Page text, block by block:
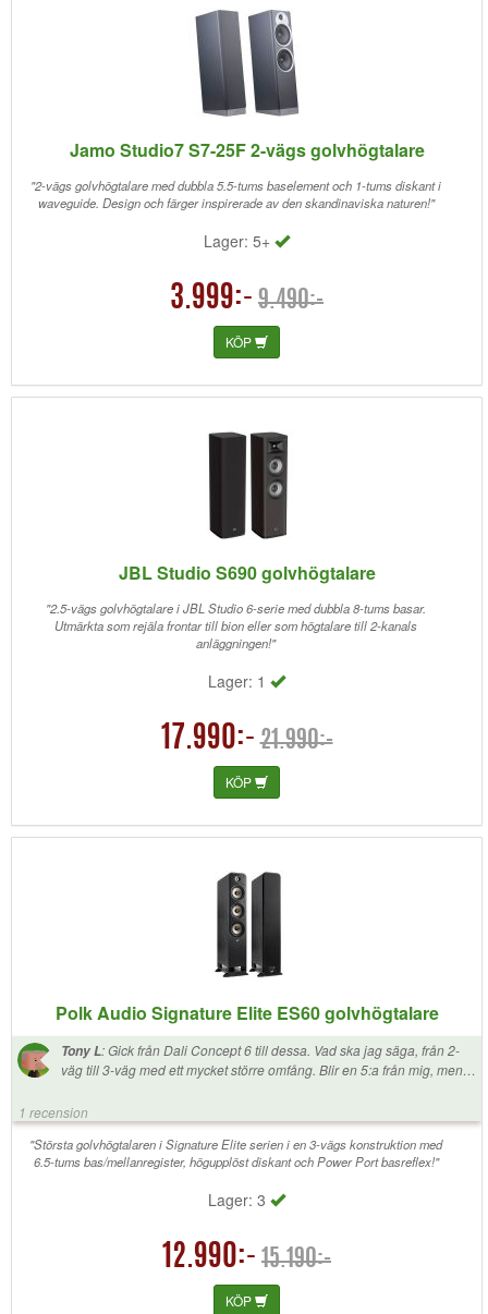
Jamo Studio7 S7-25F 2-vägs golvhögtalare
"2-vägs golvhögtalare med dubbla 5.5-tums baselement och 1-tums diskant i
waveguide. Design och färger inspirerade av den skandinaviska naturen!"
Lager: 5+
3.999:- 9.490:-
KÖP
JBL Studio S690 golvhögtalare
"2.5-vägs golvhögtalare i JBL Studio 6-serie med dubbla 8-tums basar.
Utmärkta som rejäla frontar till bion eller som högtalare till 2-kanals
anläggningen!"
Lager: 1
17.990:- 21.990:-
KÖP
Polk Audio Signature Elite ES60 golvhögtalare
Tony L:Gick från Dali Concept 6 till dessa. Vad ska jag säga, från 2-
väg till 3-väg med ett mycket större omfång. Blir en 5:a från mig, men
tycka de kräver lite mer volym för att komma till sin rätt jämfört med
mina gamla. Men de låter så trevligt mina öron.
1 recension
"Största golvhögtalaren i Signature Elite serien i en 3-vägs konstruktion med
6.5-tums bas/mellanregister, högupplöst diskant och Power Port basreflex!"
Lager: 3
12.990:- 15.190:-
KÖP